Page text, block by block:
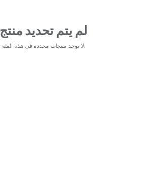
لم يتم تحديد منتج
لا توجد منتجات محددة في هذه الفئة.